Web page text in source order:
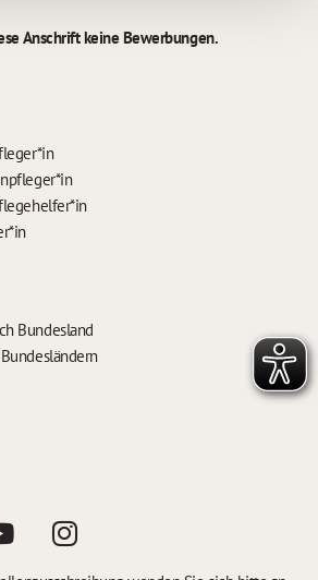
Anschrift keine Bewerbungen.
Bundesland